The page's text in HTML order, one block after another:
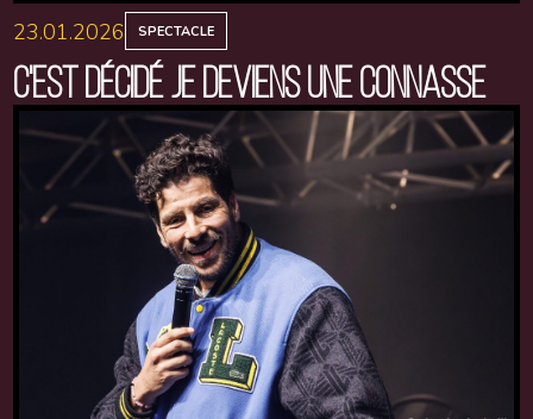
23.01.2026 SPECTACLE
C'EST DÉCIDÉ JE DEVIENS UNE CONNASSE